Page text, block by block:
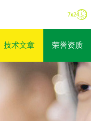
技术文章 荣誉资质